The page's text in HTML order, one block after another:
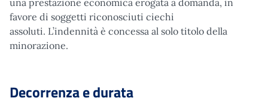
favore di soggetti riconosciuti ciechi
assoluti. L’indennità è concessa al solo titolo della
minorazione.
Decorrenza e durata